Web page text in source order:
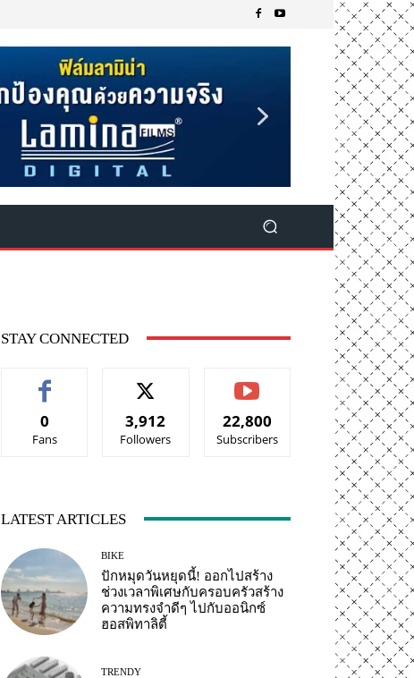
STAY CONNECTED
0
Fans
3,912
Followers
22,800
Subscribers
LATEST ARTICLES
BIKE
ปักหมุดวันหยุดนี้! ออกไปสร้าง
ช่วงเวลาพิเศษกับครอบครัวสร้าง
ความทรงจำดีๆ ไปกับออนิกซ์
ฮอสพิทาลิตี้
TRENDY